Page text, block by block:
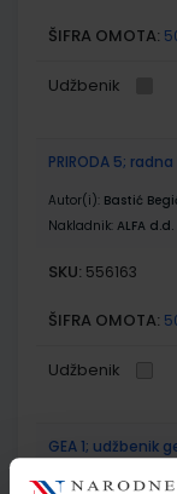
ŠIFRA OMOTA:
Udžbenik
PRIRODA 5;
Autor(i): Bastić
Nakladnik: ALFA d.d.
SKU: 556163
ŠIFRA OMOTA:
Udžbenik
GEA 1;